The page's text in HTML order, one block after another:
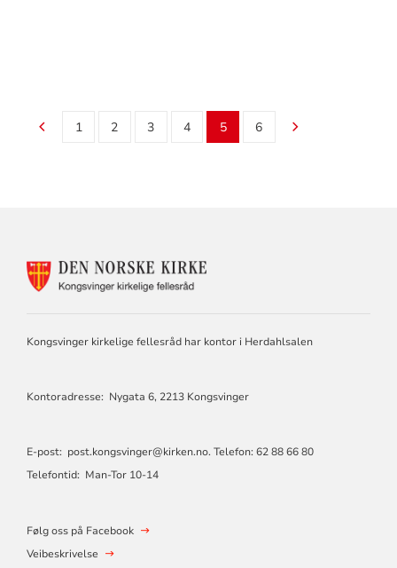
1 2 3 4 5 6
FELLESRÅD
Kongsvinger kirkelige fellesråd har kontor i Herdahlsalen
Kontoradresse: Nygata 6, 2213 Kongsvinger
E-post: post.kongsvinger@kirken.no. Telefon: 62 88 66 80
Telefontid: Man-Tor 10-14
Følg oss på Facebook
Veibeskrivelse